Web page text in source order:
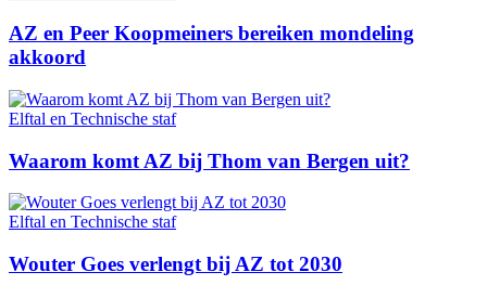
AZ en Peer Koopmeiners bereiken mondeling
akkoord
Elftal en Technische staf
Waarom komt AZ bij Thom van Bergen uit?
Elftal en Technische staf
Wouter Goes verlengt bij AZ tot 2030